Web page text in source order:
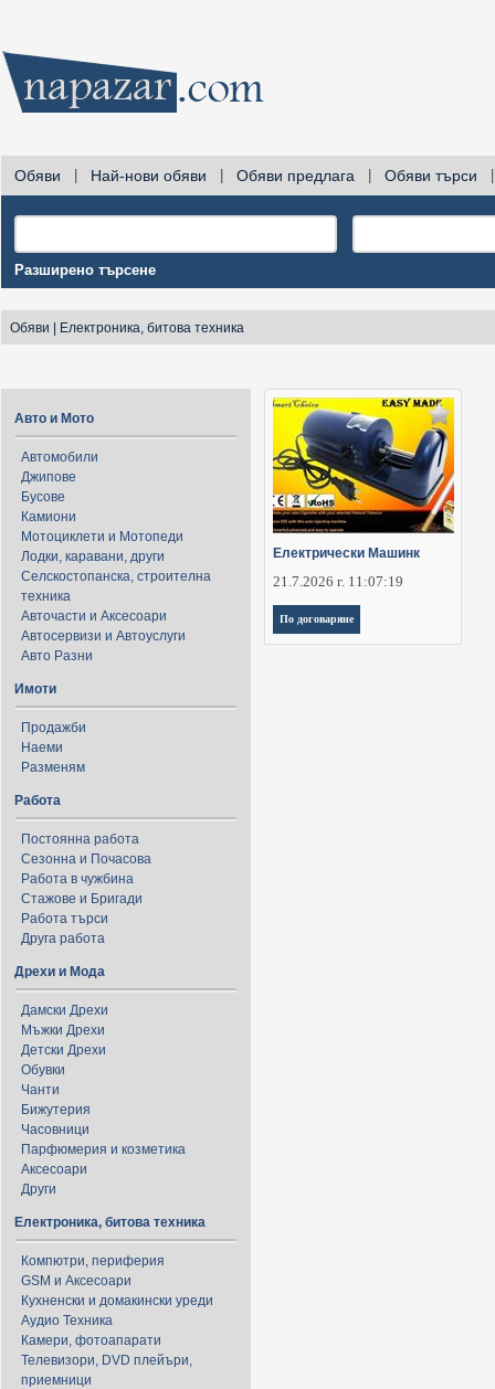
Обяви Най-нови обяви Обяви предлага Обяви търси
Разширено търсене
Обяви Електроника, битова техника
Авто и Мото
Автомобили
Джипове
Бусове
Камиони
Мотоциклети и Мотопеди
Лодки, каравани, други
Селскостопанска, строителна
техника
Авточасти и Аксесоари
Автосервизи и Автоуслуги
Авто Разни
Имоти
Продажби
Наеми
Разменям
Работа
Постоянна работа
Сезонна и Почасова
Работа в чужбина
Стажове и Бригади
Работа търси
Друга работа
Дрехи и Мода
Дамски Дрехи
Мъжки Дрехи
Детски Дрехи
Обувки
Чанти
Бижутерия
Часовници
Парфюмерия и козметика
Аксесоари
Други
Електроника, битова техника
Компютри, периферия
GSM и Аксесоари
Кухненски и домакински уреди
Аудио Техника
Камери, фотоапарати
Телевизори, DVD плейъри,
приемници
Електрически Машинк
21.7.2026 г. 11:07:19
По договаряне